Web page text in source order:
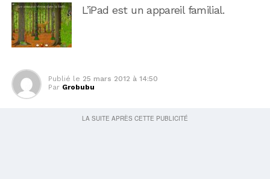
L’iPad est un appareil familial.
Publié le 25 mars 2012 à 14:50
Par Grobubu